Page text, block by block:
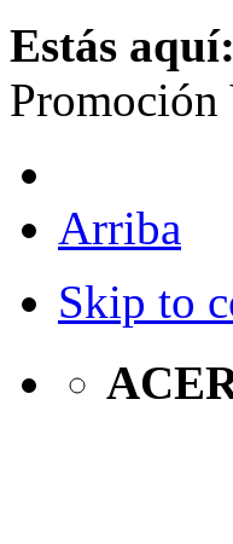
Estás aquí:
Arriba
Skip to